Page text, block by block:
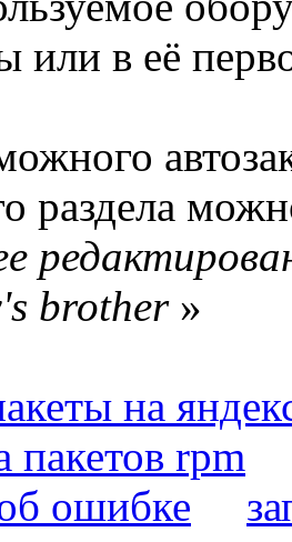
или в её
раздела
brother»
на
пакетов rpm
ошибке